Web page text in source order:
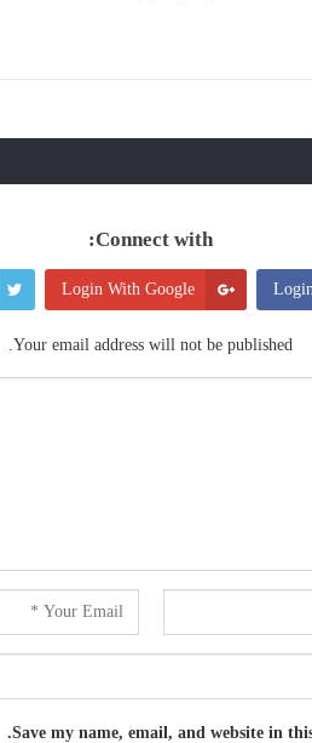
Connect with:
Login With Google
Your email address will not be published.
Save my name, email, and website in